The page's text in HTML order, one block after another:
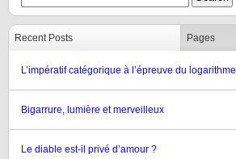
Recent Posts Pages
L’impératif catégorique à l’épreuve du logarithme
Bigarrure, lumière et merveilleux
Le diable est-il privé d’amour ?